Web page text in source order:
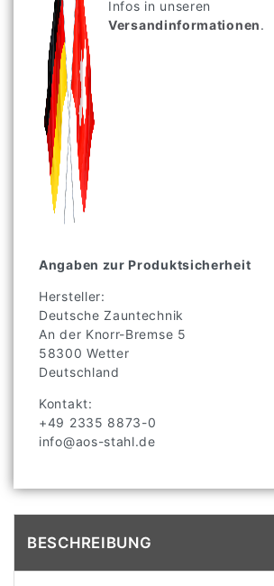
Infos in unseren
Versandinformationen.
Angaben zur Produktsicherheit
Hersteller:
Deutsche Zauntechnik
An der Knorr-Bremse 5
58300 Wetter
Deutschland
Kontakt:
+49 2335 8873-0
info@aos-stahl.de
BESCHREIBUNG